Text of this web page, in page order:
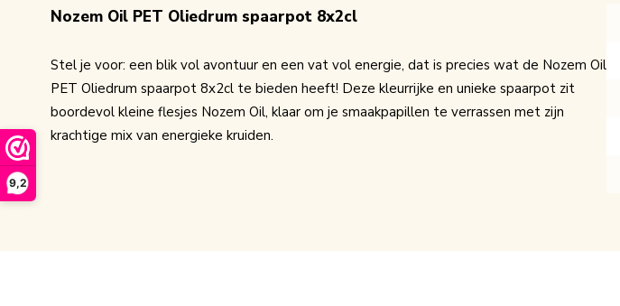
9,2
Nozem Oil PET Oliedrum spaarpot 8x2cl
Stel je voor: een blik vol avontuur en een vat vol energie, dat is precies wat de Nozem Oil
PET Oliedrum spaarpot 8x2cl te bieden heeft! Deze kleurrijke en unieke spaarpot zit
boordevol kleine flesjes Nozem Oil, klaar om je smaakpapillen te verrassen met zijn
krachtige mix van energieke kruiden.